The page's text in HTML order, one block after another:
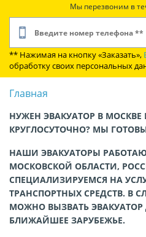
Мы перезвоним в
** Нажимая на кнопку «Заказать»,
обработку своих персональных
Главная
НУЖЕН ЭВАКУАТОР В
КРУГЛОСУТОЧНО? МЫ
НАШИ ЭВАКУАТОРЫ
МОСКОВСКОЙ ОБЛАСТИ,
СПЕЦИАЛИЗИРУЕМСЯ НА
ТРАНСПОРТНЫХ СРЕДСТВ. В
МОЖНО ВЫЗВАТЬ
БЛИЖАЙШЕЕ ЗАРУБЕЖЬЕ.